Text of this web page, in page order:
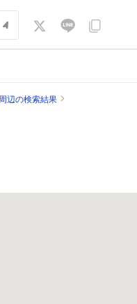
周辺の検索結果